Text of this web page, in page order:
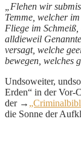
„Flehen wir
Temme, welcher
Fliege im Schmeiß,
alldieweil
versagt, welche
bewegen, welches
Undsoweiter,
Erden“ in der Vor-
der →
die Sonne der